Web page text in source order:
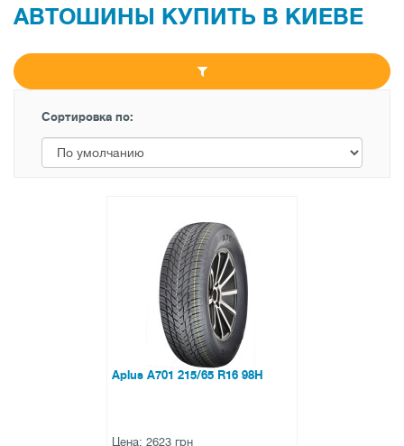
АВТОШИНЫ КУПИТЬ В КИЕВЕ
Сортировка по:
Aplus A701 215/65 R16 98H
Цена: 2623 грн